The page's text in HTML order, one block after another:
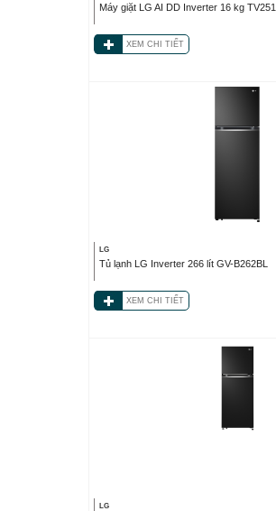
Máy giặt LG AI DD Inverter 16 kg
XEM CHI TIẾT
LG
Tủ lạnh LG Inverter 266 lít GV-B262BL
XEM CHI TIẾT
LG